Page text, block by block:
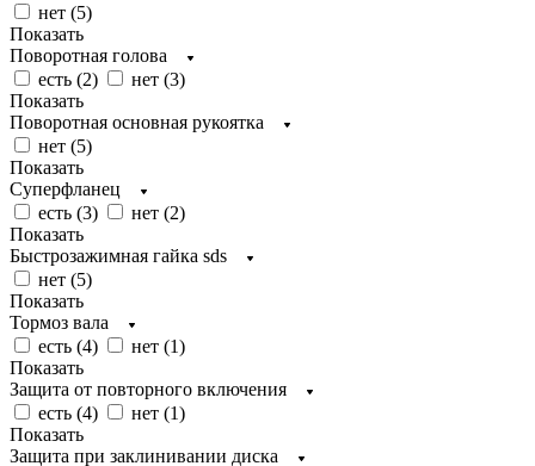
нет (5)
Показать
Поворотная голова
есть (2) нет (3)
Показать
Поворотная основная рукоятка
нет (5)
Показать
Суперфланец
есть (3) нет (2)
Показать
Быстрозажимная гайка sds
нет (5)
Показать
Тормоз вала
есть (4) нет (1)
Показать
Защита от повторного включения
есть (4) нет (1)
Показать
Защита при заклинивании диска